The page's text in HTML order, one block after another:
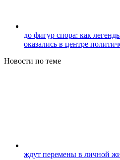
до фигур спора: как
оказались в центре
Новости по теме
ждут перемены в личной